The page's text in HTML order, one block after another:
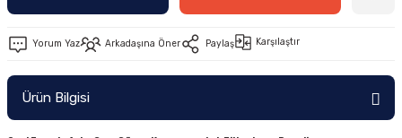
Yorum Yaz Arkadaşına Öner Paylaş Karşılaştır
Ürün Bilgisi